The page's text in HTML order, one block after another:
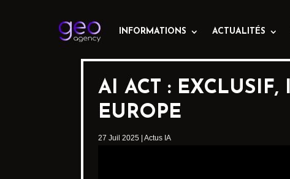
INFORMATIONS ACTUALITÉS
AI ACT :
EUROPE
27 Juil 2025 Actus IA